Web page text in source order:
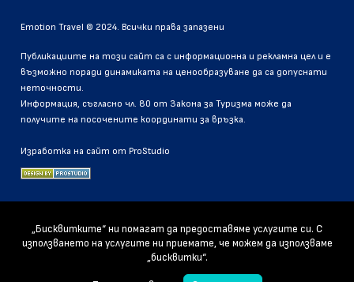
Emotion Travel © 2024. Всички права запазени
Публикациите на този сайт са с информационна и рекламна цел и е
възможно поради динамиката на ценообразуване да са допуснати
неточности.
Информация, съгласно чл. 80 от Закона за Туризма може да
получите на посочените координати за връзка.
Изработка на сайт от ProStudio
„Бисквитките“ ни помагат да предоставяме услугите си. С
използването на услугите ни приемате, че можем да използваме
„бисквитки“.